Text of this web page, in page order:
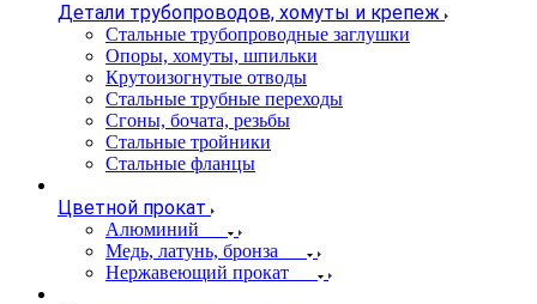
Детали трубопроводов, хомуты и крепеж
Стальные трубопроводные заглушки
Опоры, хомуты, шпильки
Крутоизогнутые отводы
Стальные трубные переходы
Сгоны, бочата, резьбы
Стальные тройники
Стальные фланцы
Цветной прокат
Алюминий
Медь, латунь, бронза
Нержавеющий прокат